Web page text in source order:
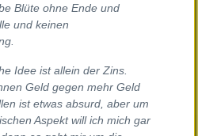
Blüte ohne Ende und
und keinen
Idee ist allein der Zins.
Geld gegen mehr Geld
ist etwas absurd, aber um
Aspekt will ich mich gar